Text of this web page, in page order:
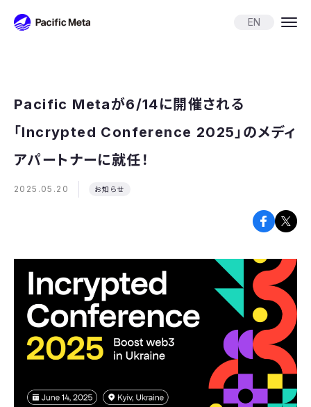
EN
Pacific Metaが6/14に開催される
「Incrypted Conference 2025」のメディ
アパートナーに就任！
2025.05.20 お知らせ